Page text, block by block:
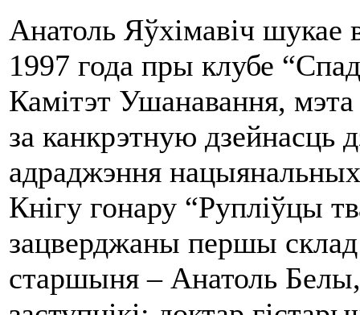
Анатоль Яўхімавіч шукае
1997 года пры клубе
Камітэт Ушанавання,
за канкрэтную дзейнасць
адраджэння нацыянальных
Кнігу гонару “Рупліўцы
зацверджаны першы
старшыня – Анатоль